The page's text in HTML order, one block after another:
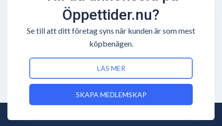
mellan bemannat och obemannat. När personal inte
finns på plats hänvisas man till företagets kundtjänst
som brukar ger dem svar på alla sortens funderingar.
Vare sig man har medlemskap hos Nordic Wellness
eller inte.
Nordic Wellness har under åren provat olika
öppettider, men har kommit fram till att 05-23
lockar fler medlemmar. Omsättningen för
gymkedjan går åt rätt håll och de börjar konkurrera
Öppettider.nu?
Se till att ditt företag syns när kunden är som mest
köpbenägen.
LÄS MER
SKAPA MEDLEMSKAP